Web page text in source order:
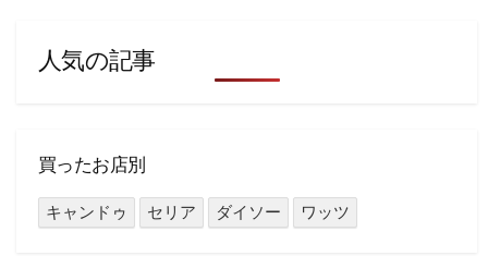
人気の記事
買ったお店別
キャンドゥ セリア ダイソー ワッツ